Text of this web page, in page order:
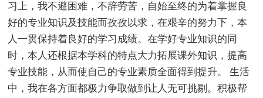
习上，我不避困难，不辞劳苦，自始至终的为着掌握良
好的专业知识及技能而孜孜以求，在艰辛的努力下，本
人一贯保持着良好的学习成绩。在学好专业知识的同
时，本人还根据本学科的特点大力拓展课外知识，提高
专业技能，从而使自己的专业素质全面得到提升。 生活
中，我在各方面都极力争取做到让人无可挑剔。积极帮